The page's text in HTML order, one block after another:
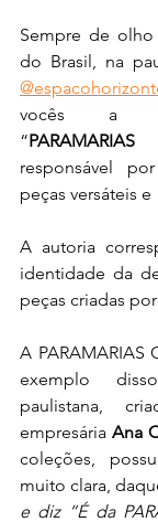
Sempre de olho
vocês a
“
responsável
peças versáteis e
A autoria
identidade da
peças criadas
A PARAMARIAS
exemplo
paulistana,
empresária Ana
coleções,
muito clara,
e diz “É da